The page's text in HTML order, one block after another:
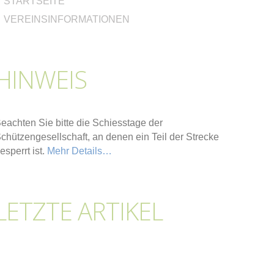
VEREINSINFORMATIONEN
Sie bitte die Schiesstage der
an denen ein Teil der Strecke
ist. Mehr Details…
ARTIKEL